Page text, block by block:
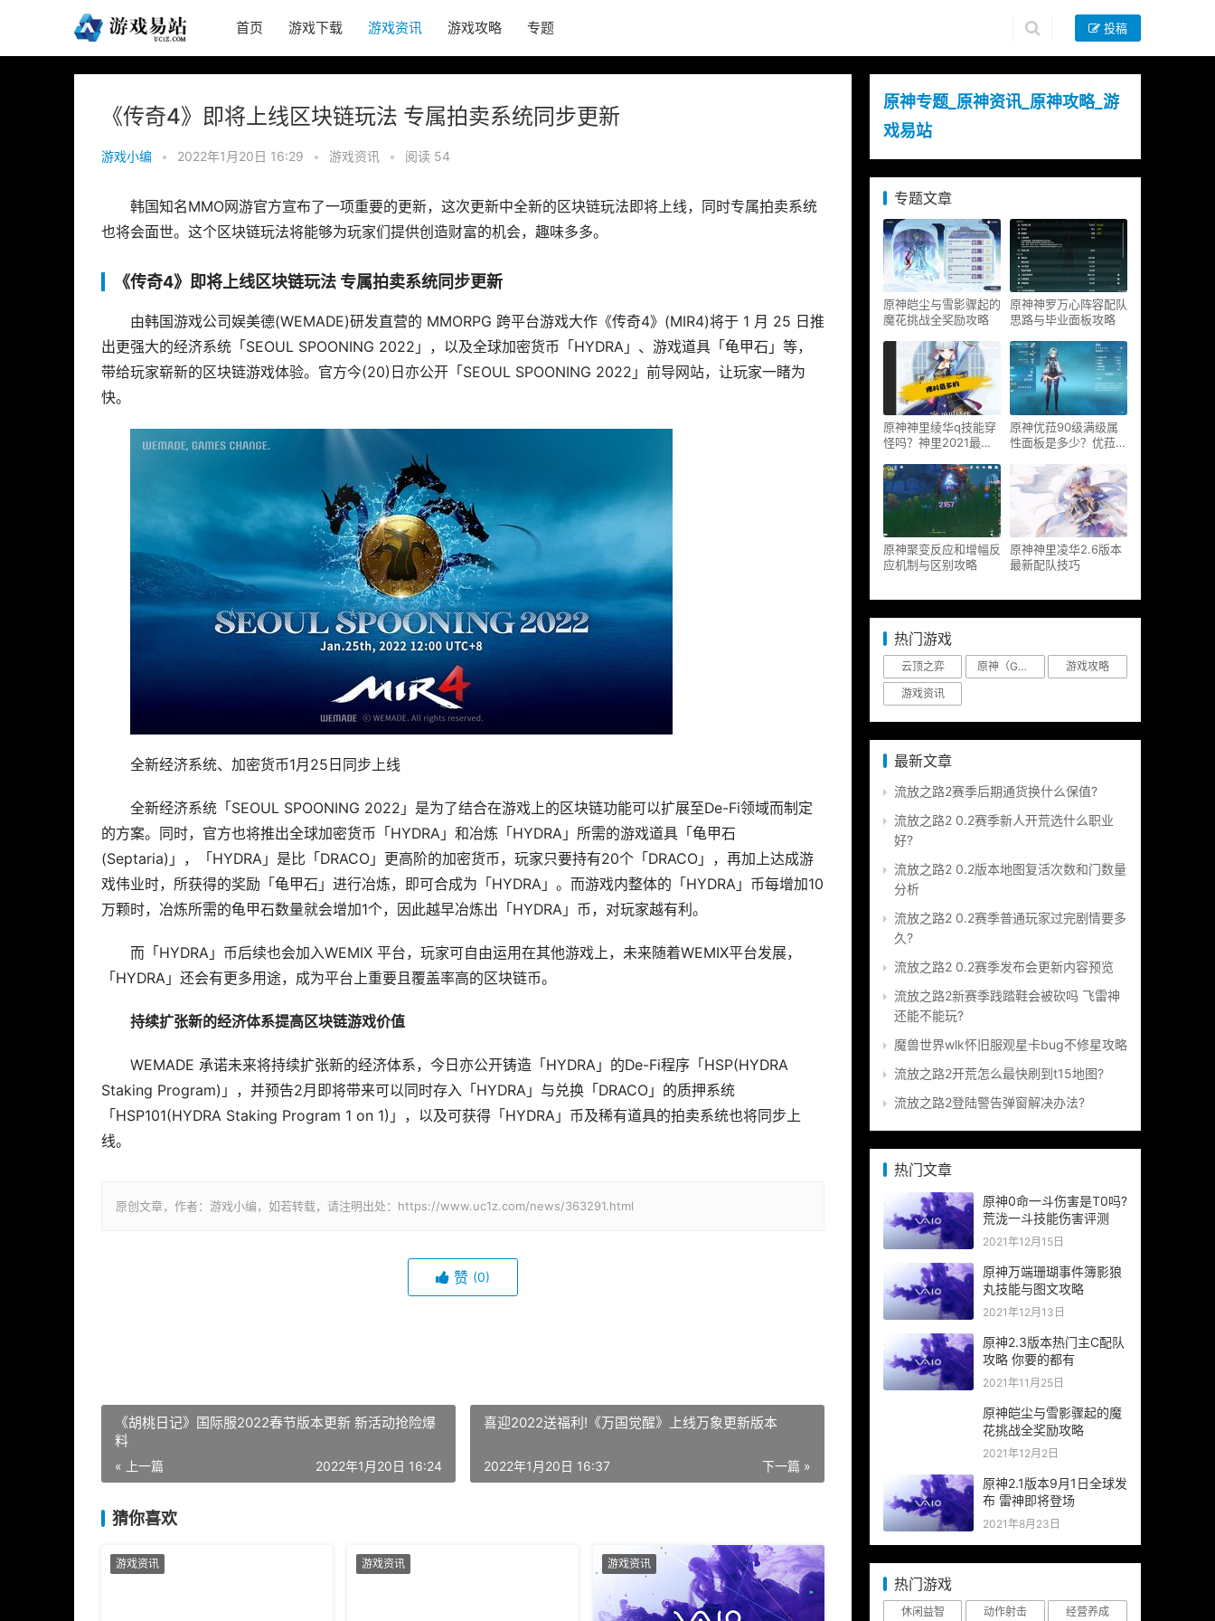
首页 游戏下载 游戏资讯 游戏攻略 专题 投稿
《传奇4》即将上线区块链玩法 专属拍卖系统同步更新
游戏小编 • 2022年1月20日 16:29 • 游戏资讯 • 阅读 54
韩国知名MMO网游官方宣布了一项重要的更新，这次更新中全新的区块链玩法即将上线，同时专属拍卖系统
也将会面世。这个区块链玩法将能够为玩家们提供创造财富的机会，趣味多多。
《传奇4》即将上线区块链玩法 专属拍卖系统同步更新
由韩国游戏公司娱美德(WEMADE)研发直营的 MMORPG 跨平台游戏大作《传奇4》(MIR4)将于 1 月 25 日推
出更强大的经济系统「SEOUL SPOONING 2022」，以及全球加密货币「HYDRA」、游戏道具「龟甲石」等，
带给玩家崭新的区块链游戏体验。官方今(20)日亦公开「SEOUL SPOONING 2022」前导网站，让玩家一睹为
快。
全新经济系统、加密货币1月25日同步上线
全新经济系统「SEOUL SPOONING 2022」是为了结合在游戏上的区块链功能可以扩展至De-Fi领域而制定
的方案。同时，官方也将推出全球加密货币「HYDRA」和冶炼「HYDRA」所需的游戏道具「龟甲石
(Septaria)」，「HYDRA」是比「DRACO」更高阶的加密货币，玩家只要持有20个「DRACO」，再加上达成游
戏伟业时，所获得的奖励「龟甲石」进行冶炼，即可合成为「HYDRA」。而游戏内整体的「HYDRA」币每增加10
万颗时，冶炼所需的龟甲石数量就会增加1个，因此越早冶炼出「HYDRA」币，对玩家越有利。
而「HYDRA」币后续也会加入WEMIX 平台，玩家可自由运用在其他游戏上，未来随着WEMIX平台发展，
「HYDRA」还会有更多用途，成为平台上重要且覆盖率高的区块链币。
持续扩张新的经济体系提高区块链游戏价值
WEMADE 承诺未来将持续扩张新的经济体系，今日亦公开铸造「HYDRA」的De-Fi程序「HSP(HYDRA
Staking Program)」，并预告2月即将带来可以同时存入「HYDRA」与兑换「DRACO」的质押系统
「HSP101(HYDRA Staking Program 1 on 1)」，以及可获得「HYDRA」币及稀有道具的拍卖系统也将同步上
线。
原创文章，作者：游戏小编，如若转载，请注明出处：https://www.uc1z.com/news/363291.html
赞 (0)
《胡桃日记》国际服2022春节版本更新 新活动抢险爆
料
« 上一篇 2022年1月20日 16:24
喜迎2022送福利!《万国觉醒》上线万象更新版本
下一篇 »
2022年1月20日 16:37
猜你喜欢
游戏资讯 游戏资讯 游戏资讯
原神专题_原神资讯_原神攻略_游
戏易站
专题文章
原神皑尘与雪影骤起的
魔花挑战全奖励攻略
原神神罗万心阵容配队
思路与毕业面板攻略
原神神里绫华q技能穿
怪吗？神里2021最新
原神优菈90级满级属
性面板是多少？优菈大
原神聚变反应和增幅反
应机制与区别攻略
原神神里凌华2.6版本
最新配队技巧
热门游戏
云顶之弈 原神（Genshin Impact）
游戏攻略
游戏资讯
最新文章
流放之路2赛季后期通货换什么保值?
流放之路2 0.2赛季新人开荒选什么职业
好?
流放之路2 0.2版本地图复活次数和门数量
分析
流放之路2 0.2赛季普通玩家过完剧情要多
久?
流放之路2 0.2赛季发布会更新内容预览
流放之路2新赛季践踏鞋会被砍吗 飞雷神
还能不能玩?
魔兽世界wlk怀旧服观星卡bug不修星攻略
流放之路2开荒怎么最快刷到t15地图?
流放之路2登陆警告弹窗解决办法?
热门文章
原神0命一斗伤害是T0吗?
荒泷一斗技能伤害评测
2021年12月15日
原神万端珊瑚事件簿影狼
丸技能与图文攻略
2021年12月13日
原神2.3版本热门主C配队
攻略 你要的都有
2021年11月25日
原神皑尘与雪影骤起的魔
花挑战全奖励攻略
2021年12月2日
原神2.1版本9月1日全球发
布 雷神即将登场
2021年8月23日
热门游戏
休闲益智 动作射击 经营养成